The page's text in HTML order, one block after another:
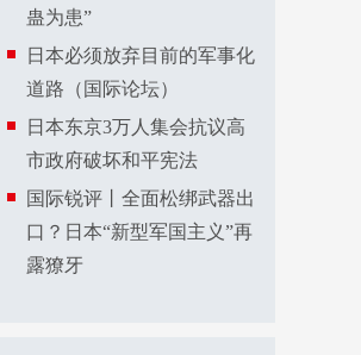
蛊为患”
日本必须放弃目前的军事化
道路（国际论坛）
日本东京3万人集会抗议高
市政府破坏和平宪法
国际锐评丨全面松绑武器出
口？日本“新型军国主义”再
露獠牙